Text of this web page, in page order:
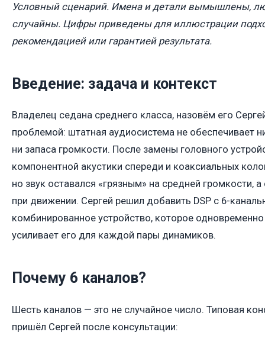
Условный сценарий. Имена и детали вымышлены,
случайны. Цифры приведены для иллюстрации
рекомендацией или гарантией результата.
Введение: задача и контекст
Владелец седана среднего класса, назовём его
проблемой: штатная аудиосистема не обеспечивает
ни запаса громкости. После замены головного
компонентной акустики спереди и коаксиальных
но звук оставался «грязным» на средней громкости,
при движении. Сергей решил добавить DSP с 6-
комбинированное устройство, которое
усиливает его для каждой пары динамиков.
Почему 6 каналов?
Шесть каналов — это не случайное число. Типовая
пришёл Сергей после консультации: